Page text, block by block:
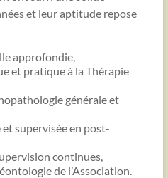
et leur aptitude repose
approfondie,
et pratique à la Thérapie
générale et
supervisée en post-
continues,
de l’Association.